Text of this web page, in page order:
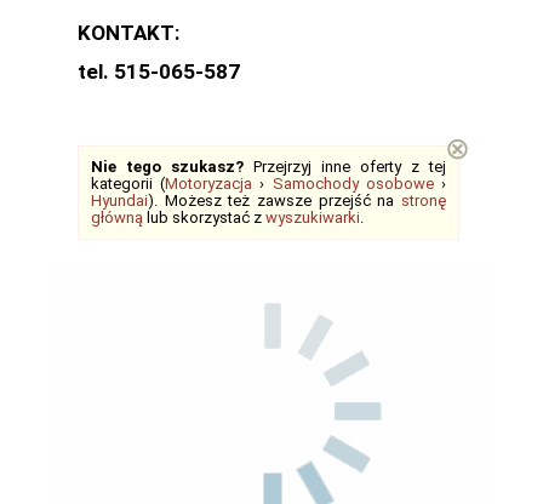
KONTAKT:
tel. 515-065-587
Nie tego szukasz? Przejrzyj inne oferty z tej
kategorii (Motoryzacja › Samochody osobowe›
Hyundai). Możesz też zawsze przejść na stronę
główną lub skorzystać z wyszukiwarki
⊗